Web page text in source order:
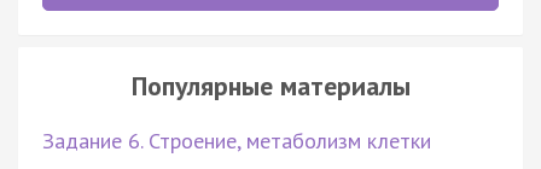
Популярные материалы
Задание 6. Строение, метаболизм клетки